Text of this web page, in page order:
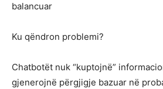
balancuar
Ku qëndron problemi?
Chatbotët nuk “kuptojnë”
gjenerojnë përgjigje bazuar në